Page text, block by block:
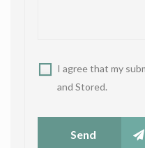
I agree that my
and Stored.
Send